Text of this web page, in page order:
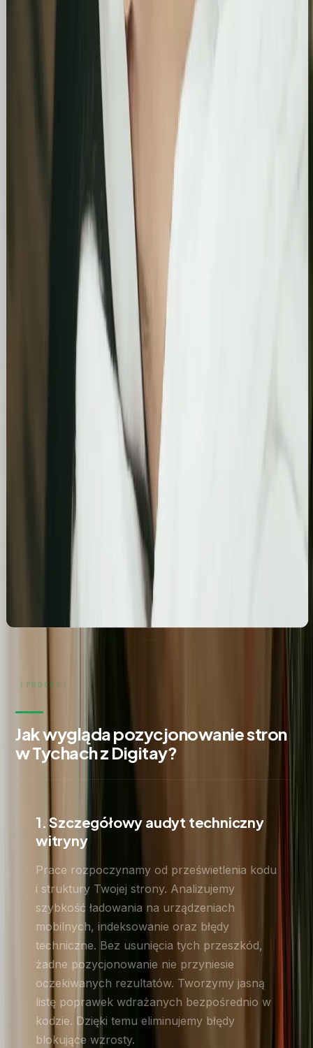
Zobacz, jak pomogliśmy innym
Skokowy wzrost widoczności organicznej:
Zwiększenie kliknięć z Google o 739%
Podsumowanie działań SEO za jeden bardzo mocny
miesiąc. Strona zanotowała kilkukrotny wzrost w
liczbie kliknięć i wyświetleń, potwierdzając
skuteczność wprowadzonych poprawek
technicznych i treściowych.
Optymalizacja wizytówki Google i pozycjonowanie
lokalne salonu Bling&Bliss
Szczegółowa optymalizacja wizytówki Google
Business Profile dla gabinetu piercingu i zabiegów
estetycznych z ukierunkowaniem na kluczowe frazy
Kosmetolog Rosanna
Profesjonalny profil Google i pozycjonowanie lokalne
salonu kosmetologicznego
Zbudowanie i optymalizacja wizytówki Google dla
gabinetu kosmetologicznego Rosanna. Pełne
profilami społecznościowymi i stroną www.
Jak wygląda pozycjonowanie stron
w Tychach z Digitay?
1. Szczegółowy audyt techniczny
witryny
Prace rozpoczynamy od prześwietlenia kodu
i struktury Twojej strony. Analizujemy
szybkość ładowania na urządzeniach
mobilnych, indeksowanie oraz błędy
techniczne. Bez usunięcia tych przeszkód,
żadne pozycjonowanie nie przyniesie
oczekiwanych rezultatów. Tworzymy jasną
listę poprawek wdrażanych bezpośrednio w
kodzie. Dzięki temu eliminujemy błędy
blokujące wzrosty.